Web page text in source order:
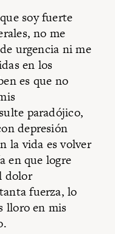
soy fuerte
no me
urgencia ni me
en los
es que no
paradójico,
depresión
la vida es volver
en que logre
dolor
fuerza, lo
lloro en mis